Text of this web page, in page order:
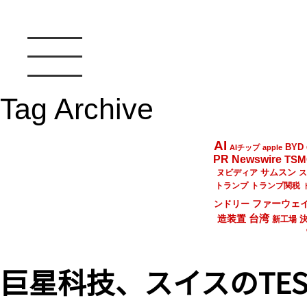
Tag Archive
AI AIチップ apple BYD
PR Newswire
ヌビディア サムスン
トランプ
トランプ関税
ンドリー ファーウェ
造装置 台湾 新工場
巨星科技、スイスの